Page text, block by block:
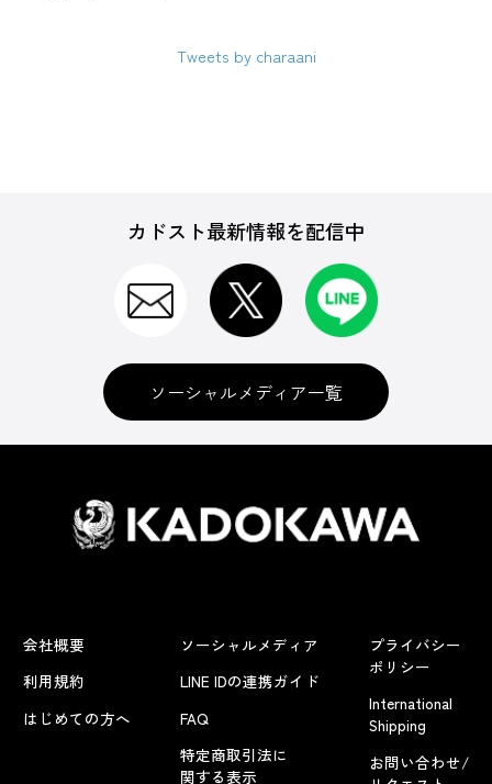
Tweets by charaani
カドスト最新情報を配信中
ソーシャルメディア一覧
会社概要
利用規約
はじめての方へ
ソーシャルメディア
LINE IDの連携ガイド
FAQ
特定商取引法に
関する表示
プライバシー
ポリシー
International
Shipping
お問い合わせ/